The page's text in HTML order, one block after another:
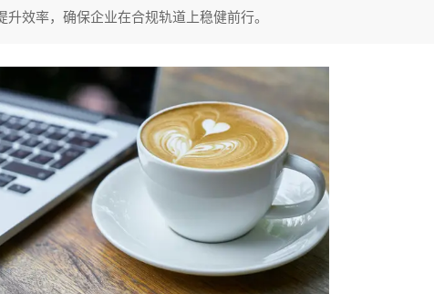
效率，确保企业在合规轨道上稳健前行。